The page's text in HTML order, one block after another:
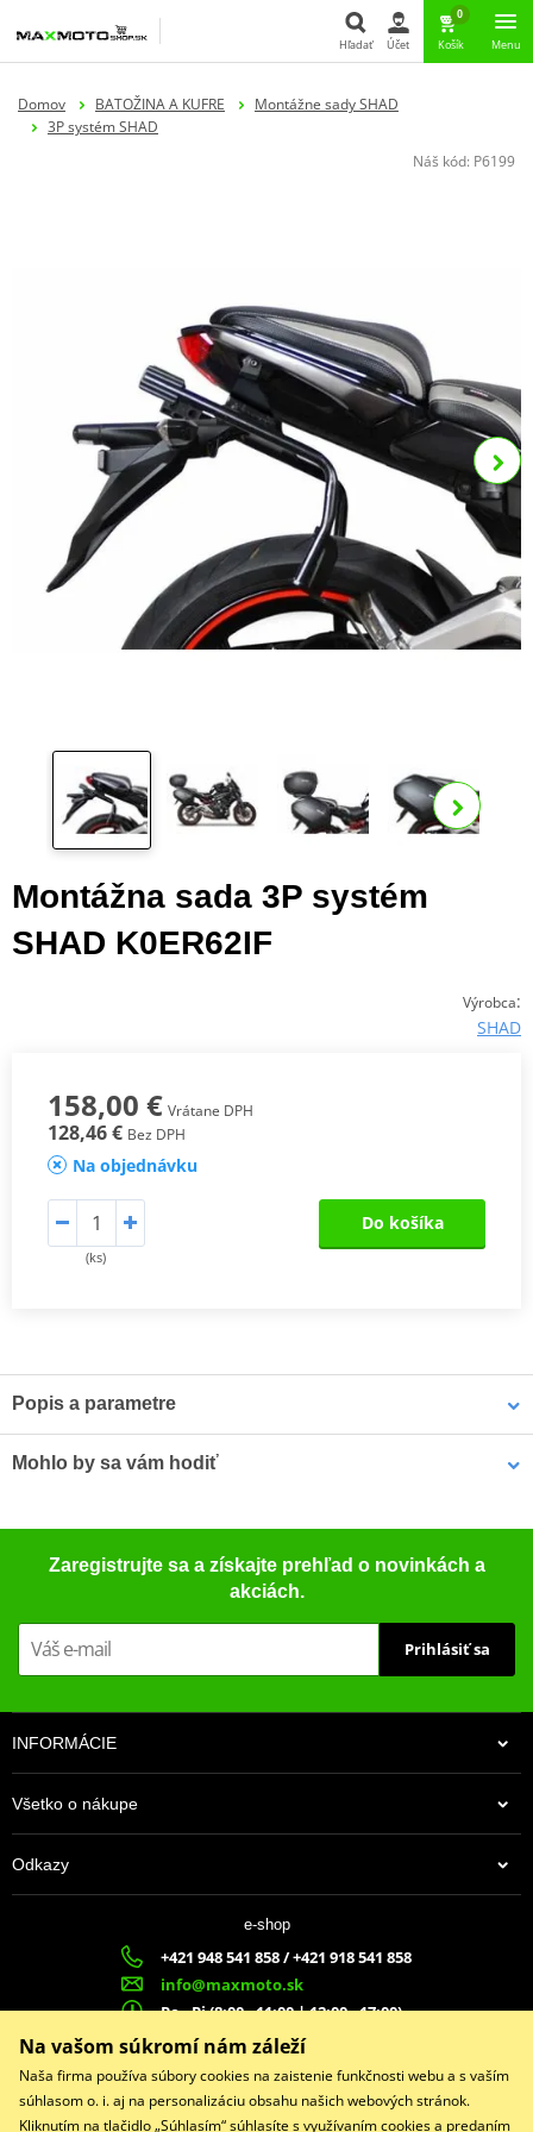
Hľadať Účet
0
Košík Menu
Domov BATOŽINA A KUFRE
Montážne sady SHAD
3P systém SHAD
Náš kód: P6199
Montážna sada 3P systém
SHAD K0ER62IF
Výrobca:
SHAD
158,00 € Vrátane DPH
128,46 € Bez DPH
Na objednávku
(ks)
Do košíka
Popis a parametre
patentovaný, 3-bodový systém uchycení bočního kufru na
- Integrovaný design: montážní sada nijak významně nenarušuje
- Lehkost: nízká hmotnost, která nemá téměř žádný vliv na těžiště
motorky, čímž se zvyšuje bezpečnost.
- Snadná montáž.
POZOR: Není kompatibilní s TR40, SH23, TR36 a TR47.
PDF Katalog 2022
PDF Catalogue SHAD 2022
PDF Catalogue SHAD 2023
Mohlo by sa vám hodiť
Na centrálnom sklade
Zaregistrujte sa a získajte prehľad o novinkách a
akciách.
Prihlásiť sa
INFORMÁCIE
Všetko o nákupe
Odkazy
e-shop
+421 948 541 858 / +421 918 541 858
info@maxmoto.sk
Po - Pi (8:00 - 11:00 | 12:00 - 17:00)
MAX
MOTO s.r.o.
Slovenských dobrovoľníkov 1439
022 01 Čadca
Na vašom súkromí nám záleží
Naša firma používa súbory cookies na zaistenie funkčnosti webu a s vaším
súhlasom o. i. aj na personalizáciu obsahu našich webových stránok.
Kliknutím na tlačidlo „Súhlasím“ súhlasíte s využívaním cookies a predaním